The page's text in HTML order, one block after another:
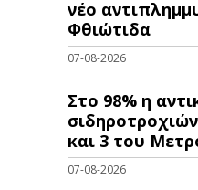
νέo
Φθιώτιδα
07-08-2026
Στο 98% η
και 3 του
07-08-2026